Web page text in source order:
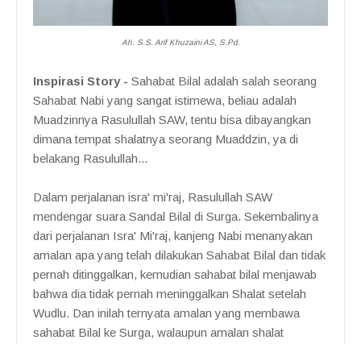
Ah. S.S. Arif Khuzaini AS, S.Pd.
Inspirasi Story - Sahabat Bilal adalah salah seorang
Sahabat Nabi yang sangat istimewa, beliau adalah
Muadzinnya Rasulullah SAW, tentu bisa dibayangkan
dimana tempat shalatnya seorang Muaddzin, ya di
belakang Rasulullah...
Dalam perjalanan isra' mi'raj, Rasulullah SAW
mendengar suara Sandal Bilal di Surga. Sekembalinya
dari perjalanan Isra' Mi'raj, kanjeng Nabi menanyakan
amalan apa yang telah dilakukan Sahabat Bilal dan tidak
pernah ditinggalkan, kemudian sahabat bilal menjawab
bahwa dia tidak pernah meninggalkan Shalat setelah
Wudlu. Dan inilah ternyata amalan yang membawa
sahabat Bilal ke Surga, walaupun amalan shalat